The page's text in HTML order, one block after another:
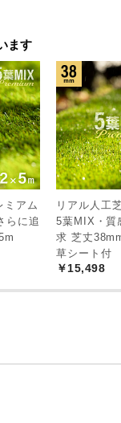
ばれる
価格帯で最高ク
し
高
ます
ミアム
らに追
リアル人工
5葉MIX・質
求 芝丈
草シート付
￥15,498